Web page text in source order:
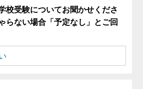
校受験についてお聞かせくださ
らない場合「予定なし」とご回